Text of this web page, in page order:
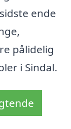
ende
pålidelig
i Sindal.